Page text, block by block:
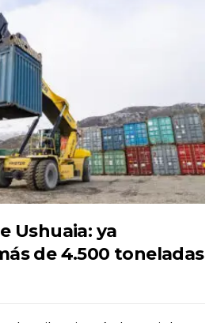
Ushuaia: ya
de 4.500 toneladas